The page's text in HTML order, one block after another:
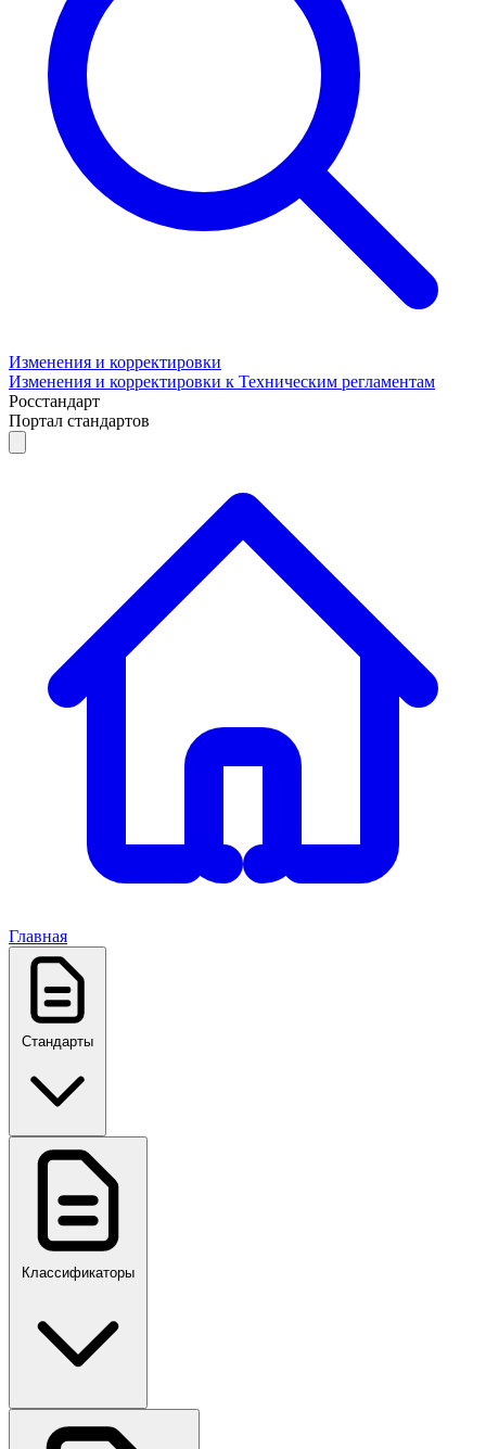
Изменения и корректировки
Изменения и корректировки к Техническим регламентам
Росстандарт
Портал стандартов
Главная
Стандарты
ГОСТ, ГОСТ Р, ПНСТ
ПР,Р,ПМГ,РМГ
Классификаторы